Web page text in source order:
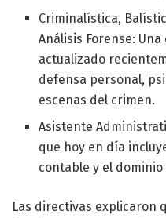
Criminalística,
Análisis Forense:
actualizado
defensa personal,
escenas del crimen.
Asistente
que hoy en día
contable y el
Las directivas explicaron